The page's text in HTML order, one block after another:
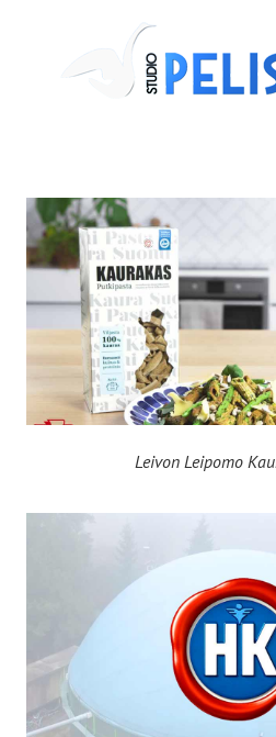
Leivon Leipomo